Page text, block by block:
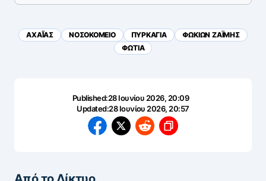
ΑΧΑΪ́ΑΣ ΝΟΣΟΚΟΜΕΙΟ ΠΥΡΚΑΓΙΑ
ΦΩΚΙΩΝ ΖΑΪΜΗΣ
ΦΩΤΙΑ
Published:28 Ιουνίου 2026, 20:09
Updated:28 Ιουνίου 2026, 20:57